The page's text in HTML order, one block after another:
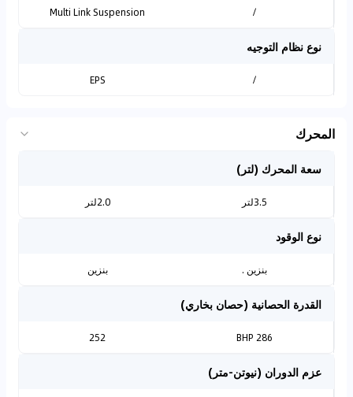
/
Multi Link Suspension
نوع نظام التوجيه
/
EPS
المحرك
سعة المحرك (لتر)
3.5لتر 2.0لتر
نوع الوقود
بنزين . بنزين
القدرة الحصانية (حصان بخاري)
286 BHP
252
عزم الدوران (نيوتن-متر)